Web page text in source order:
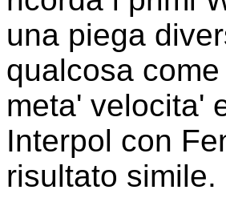
una piega
qualcosa
meta' velocita'
Interpol con
risultato simile.